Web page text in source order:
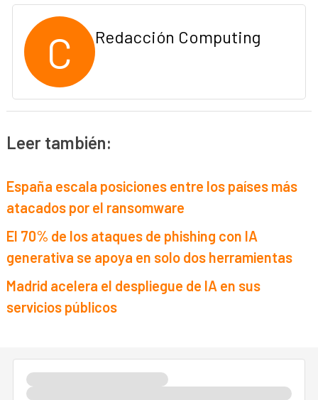
C Redacción Computing
Leer también:
España escala posiciones entre los países más
atacados por el ransomware
El 70% de los ataques de phishing con IA
generativa se apoya en solo dos herramientas
Madrid acelera el despliegue de IA en sus
servicios públicos